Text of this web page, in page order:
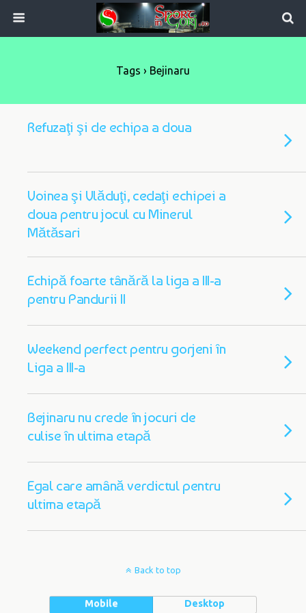
Tags › Bejinaru
Refuzaţi şi de echipa a doua
Voinea şi Vlăduţi, cedaţi echipei a
doua pentru jocul cu Minerul
Mătăsari
Echipă foarte tânără la liga a III-a
pentru Pandurii II
Weekend perfect pentru gorjeni în
Liga a III-a
Bejinaru nu crede în jocuri de
culise în ultima etapă
Egal care amână verdictul pentru
ultima etapă
Back to top
Mobile Desktop